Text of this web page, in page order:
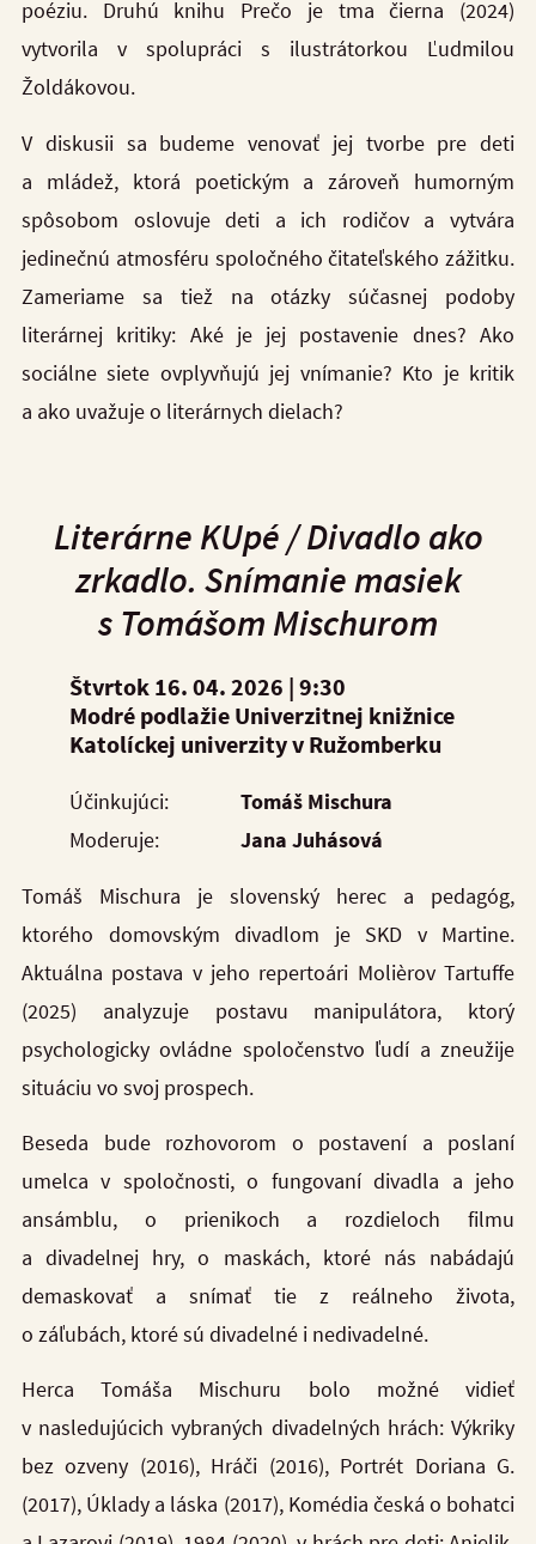
poéziu. Druhú knihu Prečo je tma čierna (2024)
vytvorila v spolupráci s ilustrátorkou Ľudmilou
Žoldákovou.
V diskusii sa budeme venovať jej tvorbe pre deti
a mládež, ktorá poetickým a zároveň humorným
spôsobom oslovuje deti a ich rodičov a vytvára
jedinečnú atmosféru spoločného čitateľského zážitku.
Zameriame sa tiež na otázky súčasnej podoby
literárnej kritiky: Aké je jej postavenie dnes? Ako
sociálne siete ovplyvňujú jej vnímanie? Kto je kritik
a ako uvažuje o literárnych dielach?
Literárne KUpé /Divadlo ako
zrkadlo. Snímanie masiek
s Tomášom Mischurom
Štvrtok 16. 04. 2026 | 9:30
Modré podlažie Univerzitnej knižnice
Katolíckej univerzity v Ružomberku
Účinkujúci:
Tomáš Mischura
Moderuje:
Jana Juhásová
Tomáš Mischura je slovenský herec a pedagóg,
ktorého domovským divadlom je SKD v Martine.
Aktuálna postava v jeho repertoári Molièrov Tartuffe
(2025) analyzuje postavu manipulátora, ktorý
psychologicky ovládne spoločenstvo ľudí a zneužije
situáciu vo svoj prospech.
Beseda bude rozhovorom o postavení a poslaní
umelca v spoločnosti, o fungovaní divadla a jeho
ansámblu, o prienikoch a rozdieloch filmu
a divadelnej hry, o maskách, ktoré nás nabádajú
demaskovať a snímať tie z reálneho života,
o záľubách, ktoré sú divadelné i nedivadelné.
Herca Tomáša Mischuru bolo možné vidieť
v nasledujúcich vybraných divadelných hrách: Výkriky
bez ozveny (2016), Hráči (2016), Portrét Doriana G.
(2017), Úklady a láska (2017), Komédia česká o bohatci